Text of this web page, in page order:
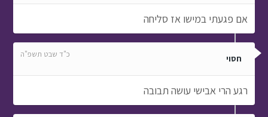
אם פגעתי במישו אז סליחה
חסוי כ"ד שבט תשפ"ה
רגע הרי אבישי עושה תבובה